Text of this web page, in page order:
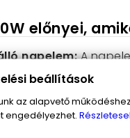
előnyei,
napelem:A
világítási mód:
esetén, vagy
Az időjárás
beállítások
az alapvető
engedélyezhet.